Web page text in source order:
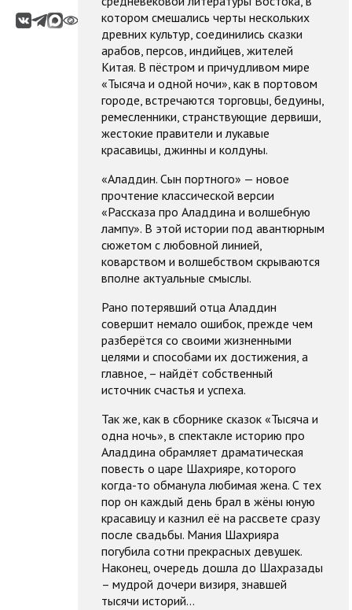
котором смешались черты нескольких
древних культур, соединились сказки
арабов, персов, индийцев, жителей
Китая. В пёстром и причудливом мире
«Тысяча и одной ночи», как в портовом
городе, встречаются торговцы, бедуины,
ремесленники, странствующие дервиши,
жестокие правители и лукавые
красавицы, джинны и колдуны.
«Аладдин. Сын портного» — новое
прочтение классической версии
«Рассказа про Аладдина и волшебную
лампу». В этой истории под авантюрным
сюжетом с любовной линией,
коварством и волшебством скрываются
вполне актуальные смыслы.
Рано потерявший отца Аладдин
совершит немало ошибок, прежде чем
разберётся со своими жизненными
целями и способами их достижения, а
главное, – найдёт собственный
источник счастья и успеха.
Так же, как в сборнике сказок «Тысяча и
одна ночь», в спектакле историю про
Аладдина обрамляет драматическая
повесть о царе Шахрияре, которого
когда-то обманула любимая жена. С тех
пор он каждый день брал в жёны юную
красавицу и казнил её на рассвете сразу
после свадьбы. Мания Шахрияра
погубила сотни прекрасных девушек.
Наконец, очередь дошла до Шахразады
– мудрой дочери визиря, знавшей
тысячи историй…